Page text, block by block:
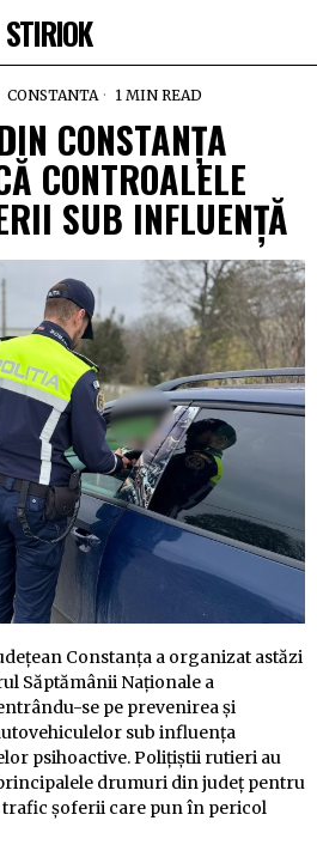
STIRIOK
CONSTANTA 1 MIN READ
CONSTANȚA
CONTROALELE
SUB INFLUENȚĂ
Constanța a organizat astăzi
Săptămânii Naționale a
se pe prevenirea și
sub influența
psihoactive. Polițiștii rutieri au
drumuri din județ pentru
șoferii care pun în pericol